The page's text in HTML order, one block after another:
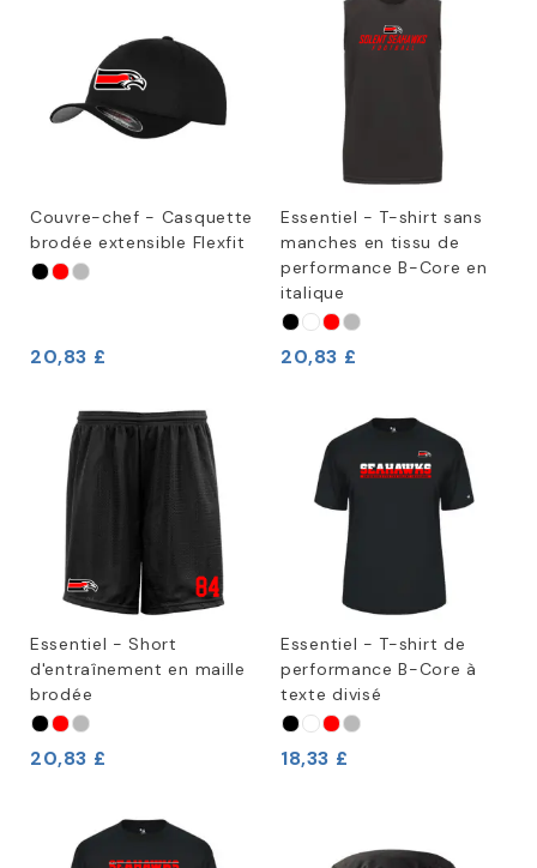
Couvre-chef - Casquette
brodée extensible Flexfit
20,83 £
Essentiel - T-shirt sans
manches en tissu de
performance B-Core en
italique
20,83 £
Essentiel - Short
d'entraînement en maille
brodée
20,83 £
Essentiel - T-shirt de
performance B-Core à
texte divisé
18,33 £